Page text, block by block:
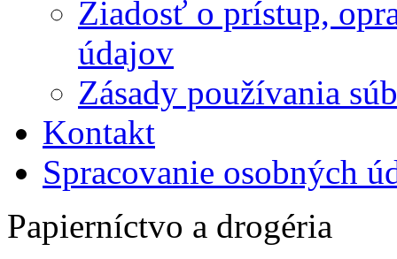
Žiadosť o prístup,
údajov
Zásady používania
Kontakt
Spracovanie osobných
Papierníctvo a drogéria